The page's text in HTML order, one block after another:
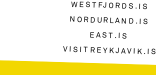
WESTFJORDS.IS
NORDURLAND.IS
EAST.IS
VISITREYKJAVIK.IS